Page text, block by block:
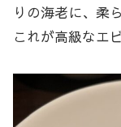
りの海老に、柔
これが高級なエ